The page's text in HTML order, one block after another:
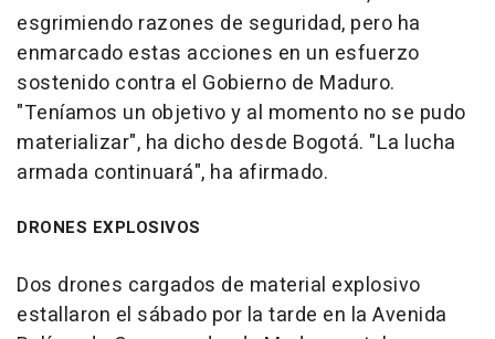
esgrimiendo razones de seguridad, pero ha
enmarcado estas acciones en un esfuerzo
sostenido contra el Gobierno de Maduro.
"Teníamos un objetivo y al momento no se pudo
materializar", ha dicho desde Bogotá. "La lucha
armada continuará", ha afirmado.
DRONES EXPLOSIVOS
Dos drones cargados de material explosivo
estallaron el sábado por la tarde en la Avenida